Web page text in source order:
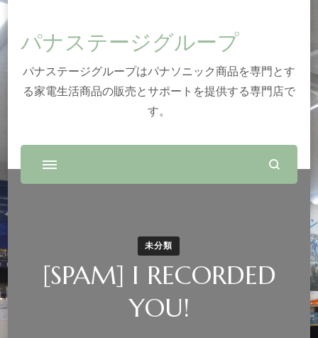
パナステージグループ
パナステージグループはパナソニック商品を専門とす
る家電生活商品の販売とサポートを提供する専門店で
す。
未分類
[SPAM] I RECORDED
YOU!